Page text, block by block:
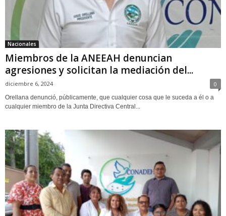
Nacionales
Miembros de la ANEEAH denuncian
agresiones y solicitan la mediación del...
diciembre 6, 2024 0
Orellana denunció, públicamente, que cualquier cosa que le suceda a él o a
cualquier miembro de la Junta Directiva Central...